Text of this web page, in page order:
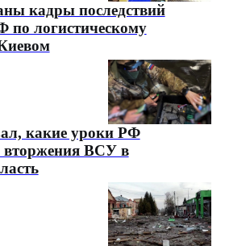
кадры последствий
по логистическому
какие уроки РФ
вторжения ВСУ в